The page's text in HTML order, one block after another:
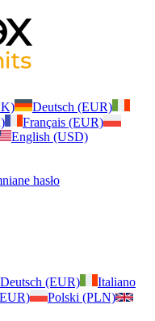
Deutsch (EUR)
Français (EUR)
English (USD)
hasło
Deutsch (EUR)
Italiano
Polski (PLN)